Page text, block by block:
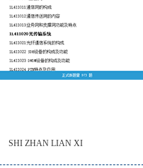
SHI ZHAN LIAN XI